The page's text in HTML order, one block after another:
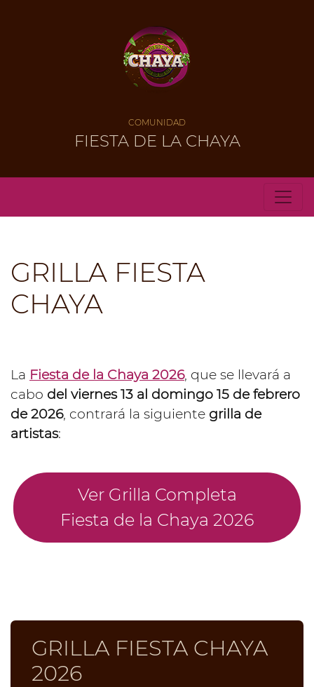
COMUNIDAD
FIESTA DE LA CHAYA
GRILLA FIESTA
CHAYA
La Fiesta de la Chaya 2026, que se llevará a
cabo del viernes 13 al domingo 15 de febrero
de 2026, contrará la siguiente grilla de
artistas:
Ver Grilla Completa
Fiesta de la Chaya 2026
GRILLA FIESTA CHAYA
2026